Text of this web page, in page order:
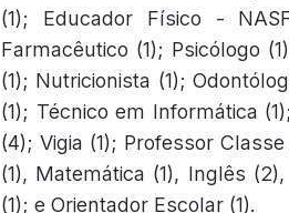
(1); Educador Físico -
Farmacêutico (1); Psicólogo
(1); Nutricionista (1);
(1); Técnico em Informática
(4); Vigia (1); Professor
(1), Matemática (1), Inglês
(1); e Orientador Escolar (1).